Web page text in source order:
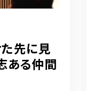
た先に見
る仲間